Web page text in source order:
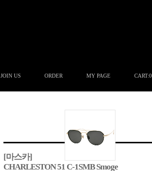
JOIN US ORDER MY PAGE CART:0
[마스카]
CHARLESTON 51 C-1SMB Smoge